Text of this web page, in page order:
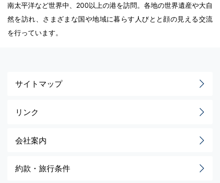
南太平洋など世界中、200以上の港を訪問。各地の世界遺産や大自
然を訪れ、さまざまな国や地域に暮らす人びとと顔の見える交流
を行っています。
サイトマップ
リンク
会社案内
約款・旅行条件